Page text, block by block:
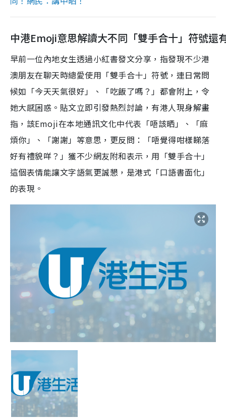
中港Emoji意思解讀大不同「雙手合十」符號還
早前一位內地女生透過小紅書發文分享，指發現不少港
澳朋友在聊天時總愛使用「雙手合十」符號，連日常問
候如「今天天氣很好」、「吃飯了嗎？」都會附上，令
她大感困惑。貼文立即引發熱烈討論，有港人現身解畫
指，該Emoji在本地通訊文化中代表「唔該晒」、「麻
煩你」、「謝謝」等意思，更反問：「唔覺得咁樣睇落
好有禮貌咩？」獲不少網友附和表示，用「雙手合十」
這個表情能讓文字語氣更誠懇，是港式「口語書面化」
的表現。